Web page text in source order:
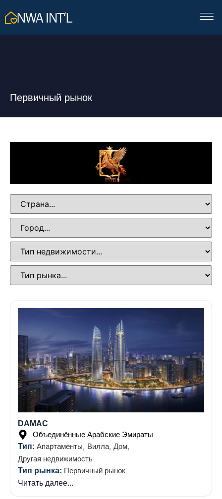
Первичный рынок
DAMAC
Объединённые Арабские Эмираты
Тип: Апартаменты, Вилла, Дом,
Другая недвижимость
Тип рынка: Первичный рынок
Читать далее...